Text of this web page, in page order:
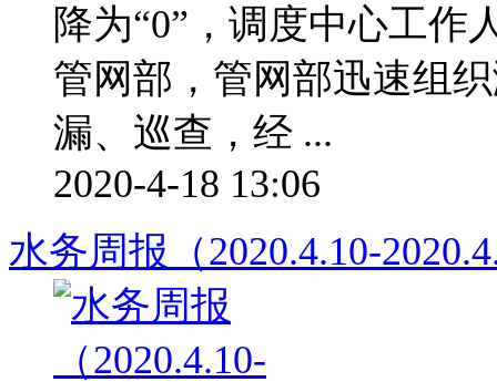
降为“0”，调度中心工作
管网部，管网部迅速组
漏、巡查，经 ...
2020-4-18 13:06
水务周报（2020.4.10-